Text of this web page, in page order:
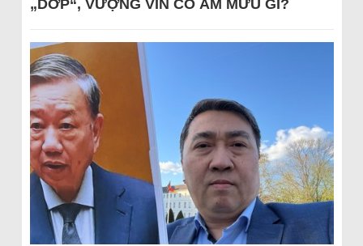
„DỚP“, VƯỢNG VIN CÓ ÂM MƯU GÌ?